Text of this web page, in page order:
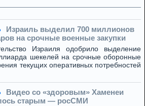
Израиль выделил 700 миллионов
на срочные военные закупки
Израиля одобрило выделение
шекелей на срочные оборонные
текущих оперативных потребностей
Видео со «здоровым» Хаменеи
старым — росСМИ